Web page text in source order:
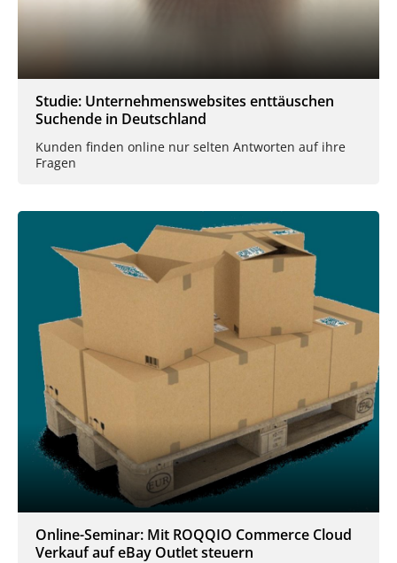
Studie: Unternehmenswebsites enttäuschen
Suchende in Deutschland
Kunden finden online nur selten Antworten auf ihre
Fragen
Online-Seminar: Mit ROQQIO Commerce Cloud
Verkauf auf eBay Outlet steuern